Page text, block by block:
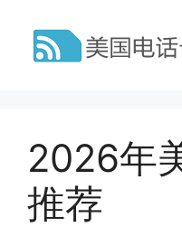
2026年
推荐